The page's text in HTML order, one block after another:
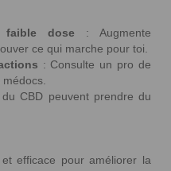
faible dose : Augmente
ce qui marche pour toi.
: Consulte un pro de
CBD peuvent prendre du
et efficace pour améliorer la